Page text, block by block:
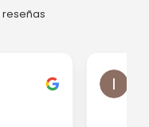
reseñas